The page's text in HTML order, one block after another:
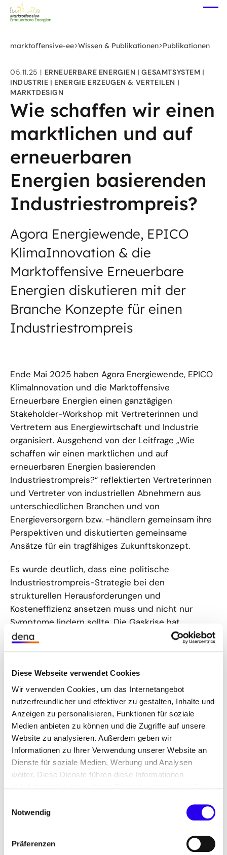
Diese Webseite verwendet Cookies
Wir verwenden Cookies, um das Internetangebot
nutzerfreundlicher und effektiver zu gestalten, Inhalte und
Anzeigen zu personalisieren, Funktionen für soziale
Medien anbieten zu können und die Zugriffe auf unsere
Website zu analysieren. Außerdem geben wir
Informationen zu Ihrer Verwendung unserer Website an
Dienste für soziale Medien, Werbung und Analysen
weiter. Diese Dienste führen diese Informationen
Nutzung der Dienste gesammelt haben.
Notwendig
Präferenzen
Zum
Hauptinhalt
marktoffensive-ee Wissen & Publikationen Publikationen
05.11.25 ERNEUERBARE ENERGIEN
GESAMTSYSTEM
INDUSTRIE
ENERGIE ERZEUGEN & VERTEILEN
MARKTDESIGN
Wie schaffen wir einen
marktlichen und auf
erneuerbaren
Energien basierenden
Industriestrompreis?
Agora Energiewende, EPICO
KlimaInnovation & die
Marktoffensive Erneuerbare
Energien diskutieren mit der
Branche Konzepte für einen
Industriestrompreis
Ende Mai 2025 haben Agora Energiewende, EPICO
KlimaInnovation und die Marktoffensive
Erneuerbare Energien einen ganztägigen
Stakeholder-Workshop mit Vertreterinnen und
Vertretern aus Energiewirtschaft und Industrie
organisiert. Ausgehend von der Leitfrage „Wie
schaffen wir einen marktlichen und auf
erneuerbaren Energien basierenden
Industriestrompreis?“ reflektierten Vertreterinnen
und Vertreter von industriellen Abnehmern aus
unterschiedlichen Branchen und von
Energieversorgern bzw. -händlern gemeinsam ihre
Perspektiven und diskutierten gemeinsame
Ansätze für ein tragfähiges Zukunftskonzept.
Es wurde deutlich, dass eine politische
Industriestrompreis-Strategie bei den
strukturellen Herausforderungen und
Kosteneffizienz ansetzen muss und nicht nur
Symptome lindern sollte. Die Gaskrise hat
Industrieproduktion und Strompreise strukturell zu
den Industriebezug zu nutzen, muss das Angebot
am Strommarkt deutlich steigen. Der systemisch
eigentlich kostensenkende flexible Strombezug ist
bisher betriebswirtschaftlich zu teuer.
Dieses Papier möchte einen Beitrag dazu leisten,
dass die Industriestrompreis-Strategie hier
ansetzt. Das vorliegende Impulspapier setzt dafür
die einzelnen Elemente der Industriestrompreis-